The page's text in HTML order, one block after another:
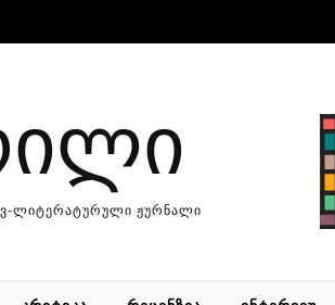
ლიტერატურული ჟურნალი